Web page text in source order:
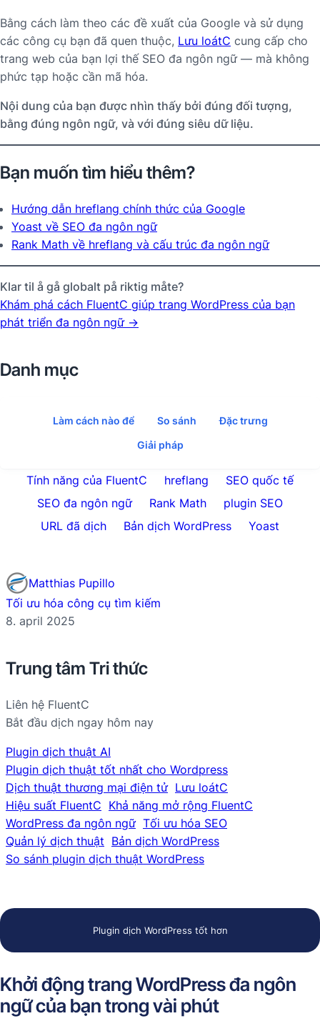
Bằng cách làm theo các đề xuất của Google và sử dụng
các công cụ bạn đã quen thuộc, Lưu loátC cung cấp cho
trang web của bạn lợi thế SEO đa ngôn ngữ — mà không
phức tạp hoặc cần mã hóa.
Nội dung của bạn được nhìn thấy bởi đúng đối tượng,
bằng đúng ngôn ngữ, và với đúng siêu dữ liệu.
Bạn muốn tìm hiểu thêm?
Hướng dẫn hreflang chính thức của Google
Yoast về SEO đa ngôn ngữ
Rank Math về hreflang và cấu trúc đa ngôn ngữ
Klar til å gå globalt på riktig måte?
Khám phá cách FluentC giúp trang WordPress của bạn
phát triển đa ngôn ngữ →
Danh mục
Làm cách nào để So sánh
Đặc trưng
Giải pháp
Tính năng của FluentC hreflang
SEO quốc tế
SEO đa ngôn ngữ
Rank Math
plugin SEO
URL đã dịch
Bản dịch WordPress Yoast
Matthias Pupillo
Tối ưu hóa công cụ tìm kiếm
8. april 2025
Trung tâm Tri thức
Liên hệ FluentC
Bắt đầu dịch ngay hôm nay
Plugin dịch thuật AI
Plugin dịch thuật tốt nhất cho Wordpress
Dịch thuật thương mại điện tử Lưu loátC
Hiệu suất FluentC Khả năng mở rộng FluentC
WordPress đa ngôn ngữ Tối ưu hóa SEO
Quản lý dịch thuật Bản dịch WordPress
So sánh plugin dịch thuật WordPress
Plugin dịch WordPress tốt hơn
Khởi động trang WordPress đa ngôn
ngữ của bạn trong vài phút